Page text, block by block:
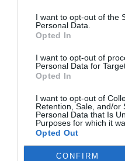
I want to opt-out of the
Personal Data.
Opted In
I want to opt-out of
Personal Data for
Opted In
I want to opt-out of
Retention, Sale, and/or
Personal Data that Is
Purposes for which it
Opted Out
CONFIRM
Buďte s
ze světa automatizace –
Přihlaste se k odběru